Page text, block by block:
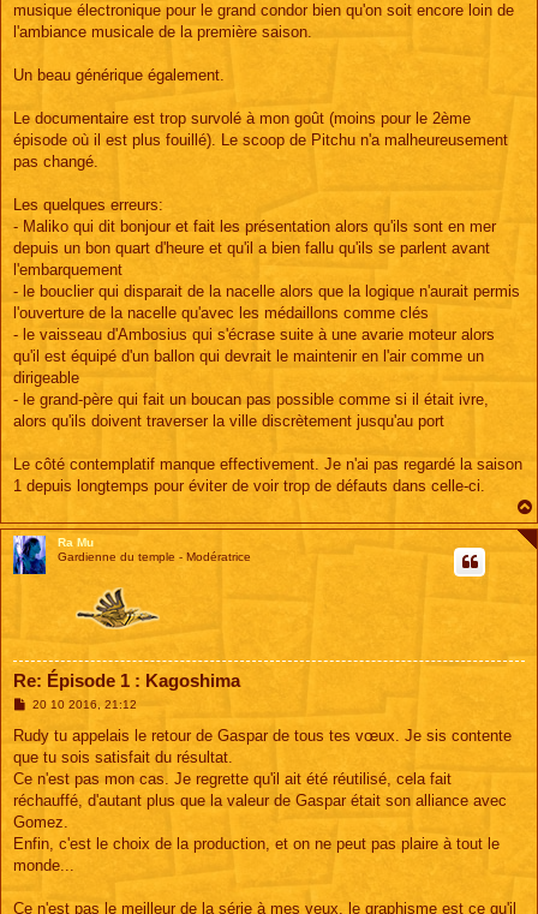
musique électronique pour le grand condor bien qu'on soit encore loin de
l'ambiance musicale de la première saison.
Un beau générique également.
Le documentaire est trop survolé à mon goût (moins pour le 2ème
épisode où il est plus fouillé). Le scoop de Pitchu n'a malheureusement
pas changé.
Les quelques erreurs:
- Maliko qui dit bonjour et fait les présentation alors qu'ils sont en mer
depuis un bon quart d'heure et qu'il a bien fallu qu'ils se parlent avant
l'embarquement
- le bouclier qui disparait de la nacelle alors que la logique n'aurait permis
l'ouverture de la nacelle qu'avec les médaillons comme clés
- le vaisseau d'Ambosius qui s'écrase suite à une avarie moteur alors
qu'il est équipé d'un ballon qui devrait le maintenir en l'air comme un
dirigeable
- le grand-père qui fait un boucan pas possible comme si il était ivre,
alors qu'ils doivent traverser la ville discrètement jusqu'au port
Le côté contemplatif manque effectivement. Je n'ai pas regardé la saison
1 depuis longtemps pour éviter de voir trop de défauts dans celle-ci.
Ra Mu
Gardienne du temple - Modératrice
Re: Épisode 1 : Kagoshima
M
s
a
g
20 10 2016, 21:12
Rudy tu appelais le retour de Gaspar de tous tes vœux. Je sis contente
que tu sois satisfait du résultat.
Ce n'est pas mon cas. Je regrette qu'il ait été réutilisé, cela fait
réchauffé, d'autant plus que la valeur de Gaspar était son alliance avec
Gomez.
Enfin, c'est le choix de la production, et on ne peut pas plaire à tout le
monde...
Ce n'est pas le meilleur de la série à mes yeux, le graphisme est ce qu'il